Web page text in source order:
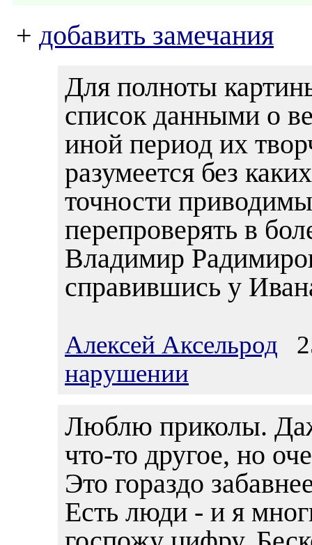
+ добавить замечания
Для полноты
список данными о
иной период их
разумеется без
точности
перепроверять в
Владимир
справившись у
Алексей Аксельрод
нарушении
Люблю приколы.
что-то другое, но
Это гораздо
Есть люди - и я